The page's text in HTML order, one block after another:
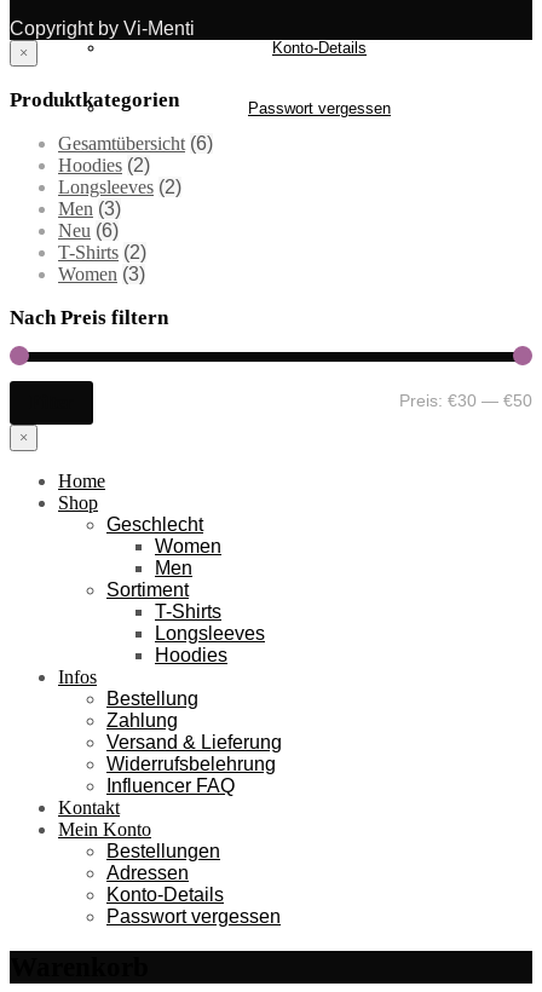
Konto-Details
Passwort vergessen
Copyright by Vi-Menti
×
Produktkategorien
Gesamtübersicht (6)
Hoodies (2)
Longsleeves (2)
Men (3)
Neu (6)
T-Shirts (2)
Women (3)
Nach Preis filtern
Preis: €30 — €50
×
Home
Shop
Geschlecht
Women
Men
Sortiment
T-Shirts
Longsleeves
Hoodies
Infos
Bestellung
Zahlung
Versand & Lieferung
Widerrufsbelehrung
Influencer FAQ
Kontakt
Mein Konto
Bestellungen
Adressen
Konto-Details
Passwort vergessen